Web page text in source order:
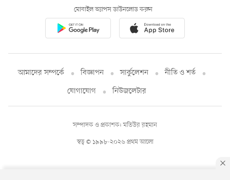
মোবাইল অ্যাপস ডাউনলোড করুন
আমাদের সম্পর্কে বিজ্ঞাপন সার্কুলেশন
নীতি ও শর্ত
যোগাযোগ
নিউজলেটার
স্বত্ব © ১৯৯৮-২০২৬ প্রথম আলো
সম্পাদক ও প্রকাশক: মতিউর রহমান